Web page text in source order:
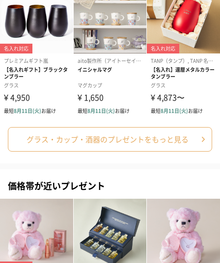
グラス・カップ・酒器のプレゼントをもっと見る
価格帯が近いプレゼント